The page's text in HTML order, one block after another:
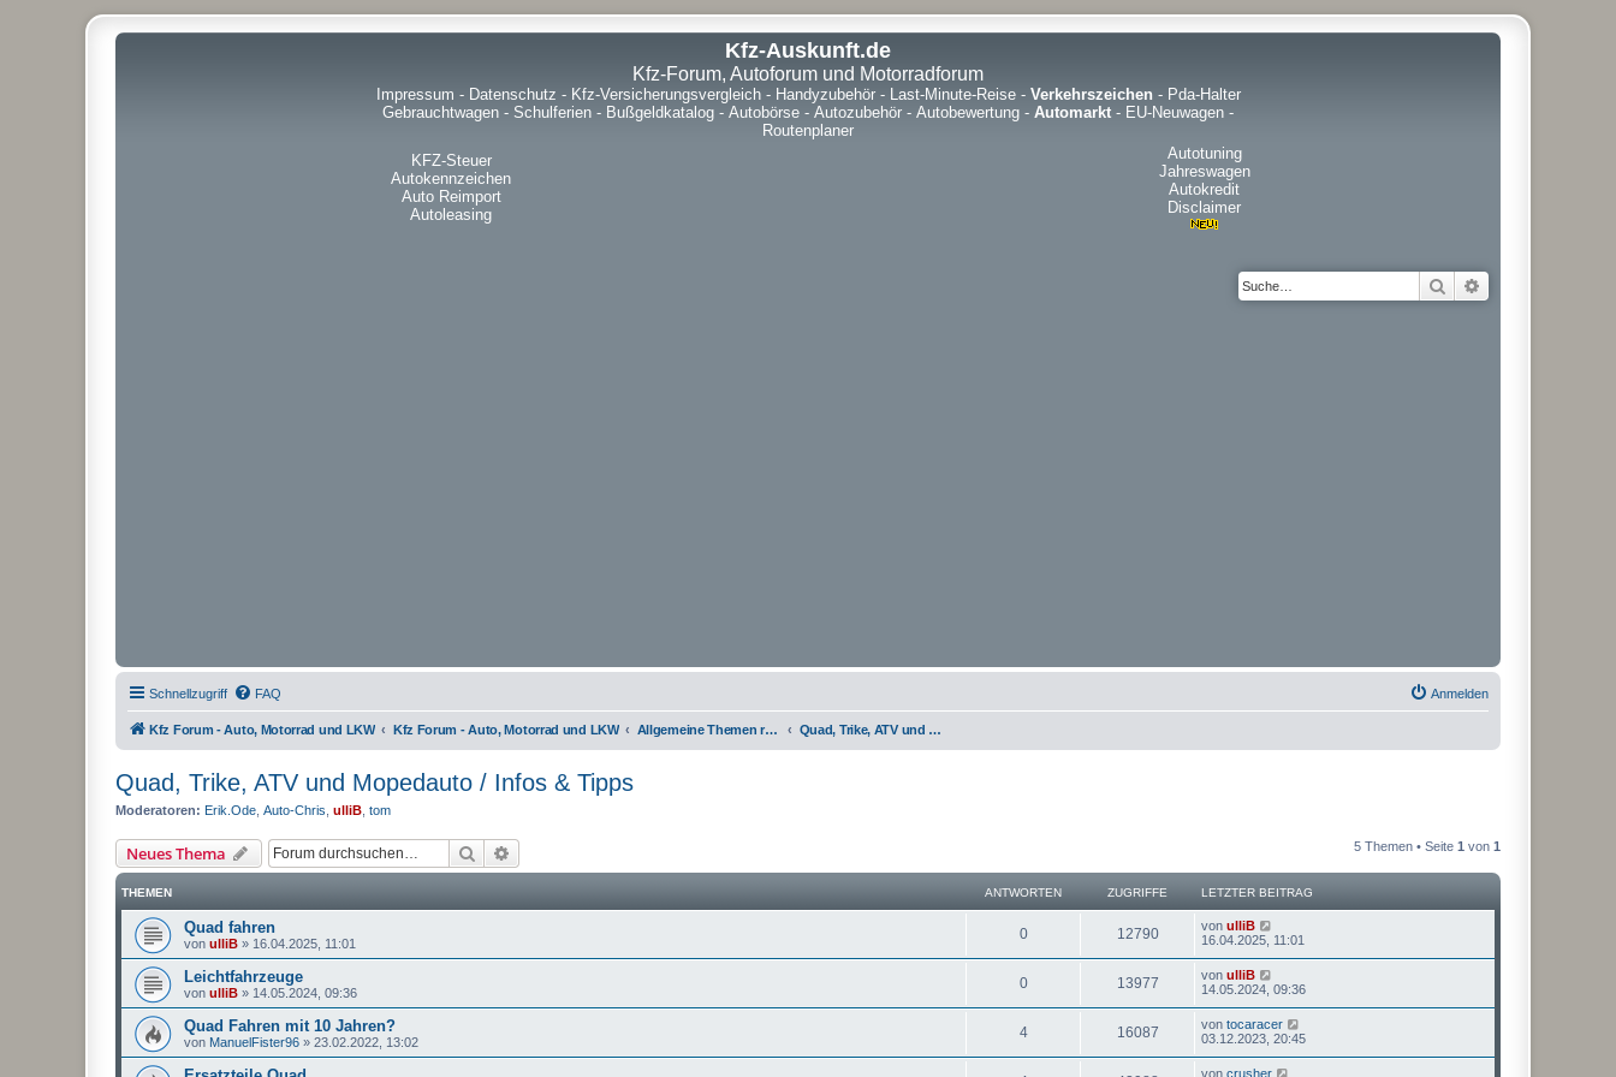
Kfz-Auskunft.de
Kfz-Forum, Autoforum und Motorradforum
Impressum - Datenschutz - Kfz-Versicherungsvergleich- Handyzubehör- Last-Minute-Reise- Verkehrszeichen- Pda-Halter
Gebrauchtwagen - Schulferien - Bußgeldkatalog - Autobörse - Autozubehör - Autobewertung - Automarkt - EU-Neuwagen -
Routenplaner
KFZ-Steuer
Autokennzeichen
Auto Reimport
Autoleasing
Autotuning
Jahreswagen
Autokredit
Disclaimer
Suche
Schnellzugriff FAQ Anmelden
Kfz Forum - Auto, Motorrad und LKW Kfz Forum - Auto, Motorrad und LKW Allgemeine Themen rund um Motorräder, Trikes, Quads, ATVs, zweirädrige Kleinkrafträder, Mopedautos und Microcars Quad, Trike, ATV und Mopedauto / Infos & Tipps
Quad, Trike, ATV und Mopedauto / Infos & Tipps
Moderatoren: Erik.Ode Auto-Chris ulliB tom
Neues Thema Suche 5 Themen • Seite 1 von 1
THEMEN ANTWORTEN ZUGRIFFE LETZTER BEITRAG
Quad fahren
von ulliB » 16.04.2025, 11:01
0 12790 von ulliB
16.04.2025, 11:01
Leichtfahrzeuge
von ulliB » 14.05.2024, 09:36
0 13977 von ulliB
14.05.2024, 09:36
Quad Fahren mit 10 Jahren?
von ManuelFister96 » 23.02.2022, 13:02
4 16087 von tocaracer
03.12.2023, 20:45
von crusher